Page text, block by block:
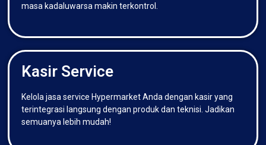
masa kadaluwarsa makin terkontrol.
Kasir Service
Kelola jasa service Hypermarket Anda dengan kasir yang
terintegrasi langsung dengan produk dan teknisi. Jadikan
semuanya lebih mudah!